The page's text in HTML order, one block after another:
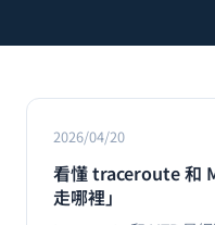
2026/04/20
看懂 traceroute 和
走哪裡」